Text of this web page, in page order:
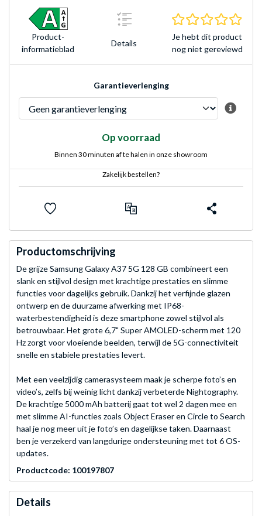
Product­
informatieblad
Details
Je hebt dit product
nog niet gereviewd
Garantieverlenging
Op voorraad
Binnen 30 minuten af te halen in onze showroom
Zakelijk bestellen?
Productomschrijving
De grijze Samsung Galaxy A37 5G 128 GB combineert een
slank en stijlvol design met krachtige prestaties en slimme
functies voor dagelijks gebruik. Dankzij het verfijnde glazen
ontwerp en de duurzame afwerking met IP68-
waterbestendigheid is deze smartphone zowel stijlvol als
betrouwbaar. Het grote 6,7" Super AMOLED-scherm met 120
Hz zorgt voor vloeiende beelden, terwijl de 5G-connectiviteit
snelle en stabiele prestaties levert.
Met een veelzijdig camerasysteem maak je scherpe foto’s en
video’s, zelfs bij weinig licht dankzij verbeterde Nightography.
De krachtige 5000 mAh batterij gaat tot wel 2 dagen mee en
met slimme AI-functies zoals Object Eraser en Circle to Search
haal je nog meer uit je foto’s en dagelijkse taken. Daarnaast
ben je verzekerd van langdurige ondersteuning met tot 6 OS-
updates.
Productcode: 100197807
Details